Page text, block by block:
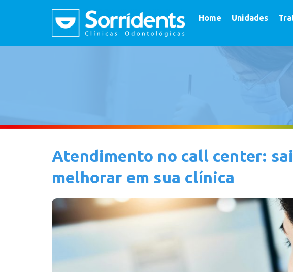
Home Unidades
Atendimento no call center:
melhorar em sua clínica